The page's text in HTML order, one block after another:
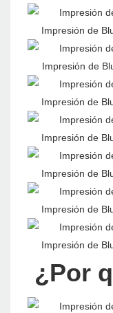
¿Por